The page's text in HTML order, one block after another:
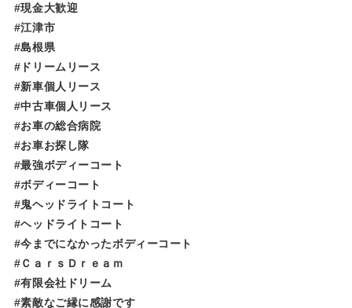
#現金大歓迎
#江津市
#島根県
#ドリームリース
#新車個人リース
#中古車個人リース
#お車の総合病院
#お車お探し隊
#最強ボディーコート
#ボディーコート
#鬼ヘッドライトコート
#ヘッドライトコート
#今までになかったボディーコート
#ＣａｒｓＤｒｅａｍ
#有限会社ドリーム
#素敵なご縁に感謝です